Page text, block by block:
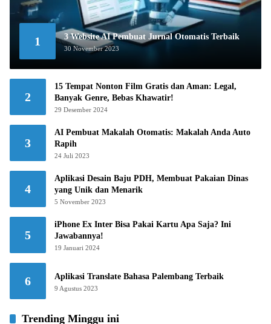
1 3 Website AI Pembuat Jurnal Otomatis Terbaik
30 November 2023
2
15 Tempat Nonton Film Gratis dan Aman: Legal,
Banyak Genre, Bebas Khawatir!
29 Desember 2024
3
AI Pembuat Makalah Otomatis: Makalah Anda Auto
Rapih
24 Juli 2023
4
Aplikasi Desain Baju PDH, Membuat Pakaian Dinas
yang Unik dan Menarik
5 November 2023
5
iPhone Ex Inter Bisa Pakai Kartu Apa Saja? Ini
Jawabannya!
19 Januari 2024
6 Aplikasi Translate Bahasa Palembang Terbaik
9 Agustus 2023
Trending Minggu ini